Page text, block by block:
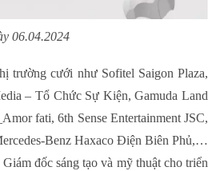
06.04.2024
trường cưới như Sofitel Saigon Plaza,
– Tổ Chức Sự Kiện, Gamuda Land
fati, 6th Sense Entertainment JSC,
Benz Haxaco Điện Biên Phủ,…
đốc sáng tạo và mỹ thuật cho triển